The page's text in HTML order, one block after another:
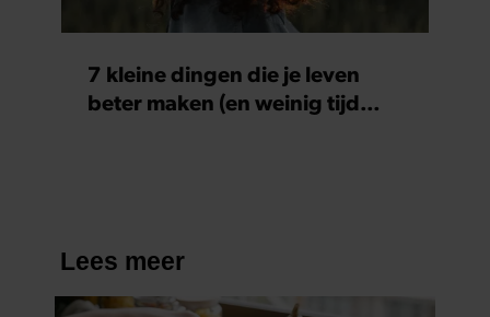
7 kleine dingen die je leven
beter maken (en weinig tijd